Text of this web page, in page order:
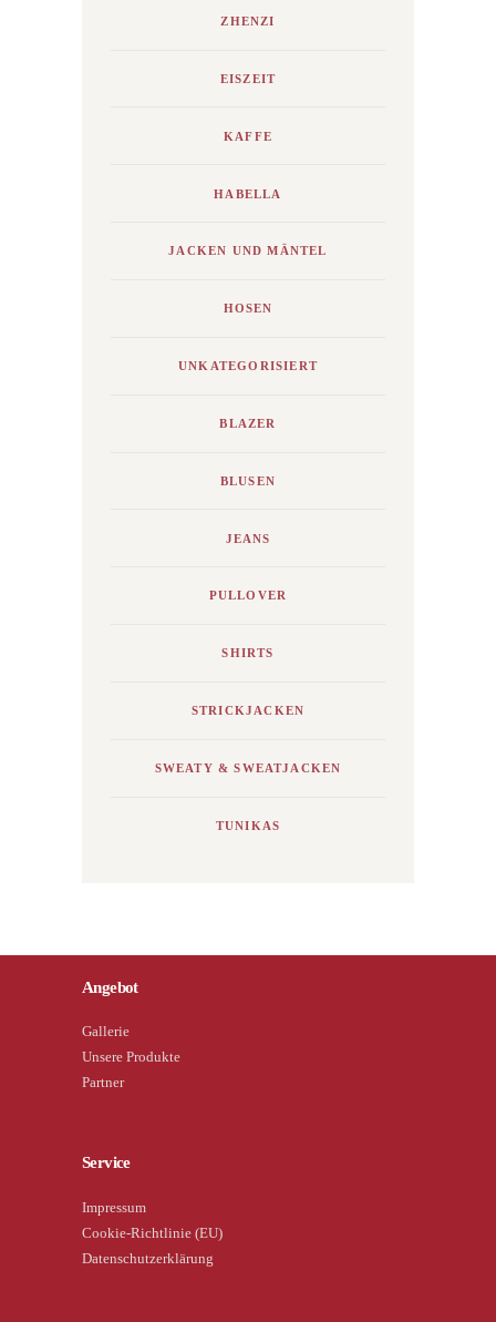
ZHENZI
EISZEIT
KAFFE
HABELLA
JACKEN UND MÄNTEL
HOSEN
UNKATEGORISIERT
BLAZER
BLUSEN
JEANS
PULLOVER
SHIRTS
STRICKJACKEN
SWEATY & SWEATJACKEN
TUNIKAS
Angebot
Gallerie
Unsere Produkte
Partner
Service
Impressum
Cookie-Richtlinie (EU)
Datenschutzerklärung